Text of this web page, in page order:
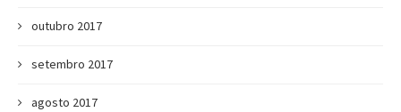
outubro 2017
setembro 2017
agosto 2017